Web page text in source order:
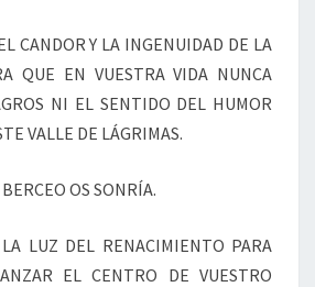
CANDOR Y LA INGENUIDAD DE LA
QUE EN VUESTRA VIDA NUNCA
NI EL SENTIDO DEL HUMOR
VALLE DE LÁGRIMAS.
OS SONRÍA.
LUZ DEL RENACIMIENTO PARA
EL CENTRO DE VUESTRO